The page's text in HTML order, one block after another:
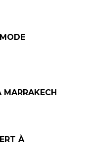
MARRAKECH
À